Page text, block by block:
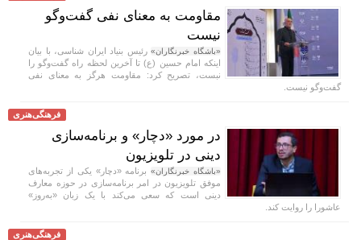
مقاومت به معنای نفی گفت‌و‌گو
نیست
«باشگاه خبرنگاران»رئیس بنیاد ایران شناسی، با بیان
اینکه امام حسین (ع) تا آخرین لحظه راه گفت‌و‌گو را
نبست، تصریح کرد: مقاومت هرگز به معنای نفی
گفت‌و‌گو نیست.
فرهنگی‌هنری
در مورد «دچار» و برنامه‌سازی
دینی در تلویزیون
«باشگاه خبرنگاران»برنامه «دچار» یکی از تجربه‌های
موفق تلویزیون در امر برنامه‌سازی در حوزه معارف
دینی است که سعی می‌کند با یک زبان «به‌روز»
عاشورا را روایت کند.
فرهنگی‌هنری